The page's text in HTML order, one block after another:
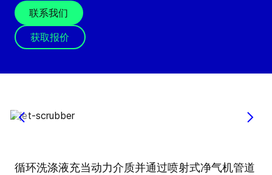
联系我们
获取报价
循环洗涤液充当动力介质并通过喷射式净气机管道